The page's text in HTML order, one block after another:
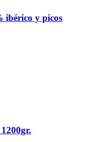
ibérico y picos